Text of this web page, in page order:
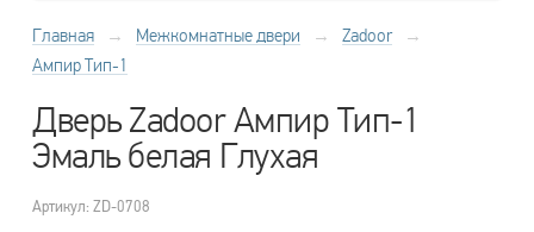
Главная → Межкомнатные двери → Zadoor
→
Ампир Тип-1
Дверь Zadoor Ампир Тип-1
Эмаль белая Глухая
Артикул: ZD-0708